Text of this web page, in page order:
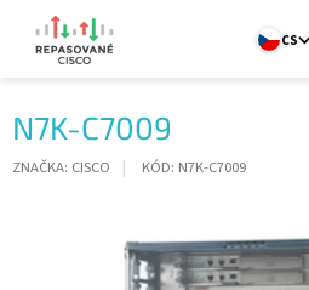
obsah
CS
N7K-C7009
ZNAČKA: CISCO KÓD: N7K-C7009